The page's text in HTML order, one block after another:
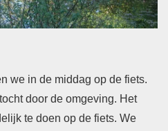
we in de middag op de fiets.
door de omgeving. Het
te doen op de fiets. We